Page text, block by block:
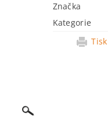
Značka
Kategorie
Tisk